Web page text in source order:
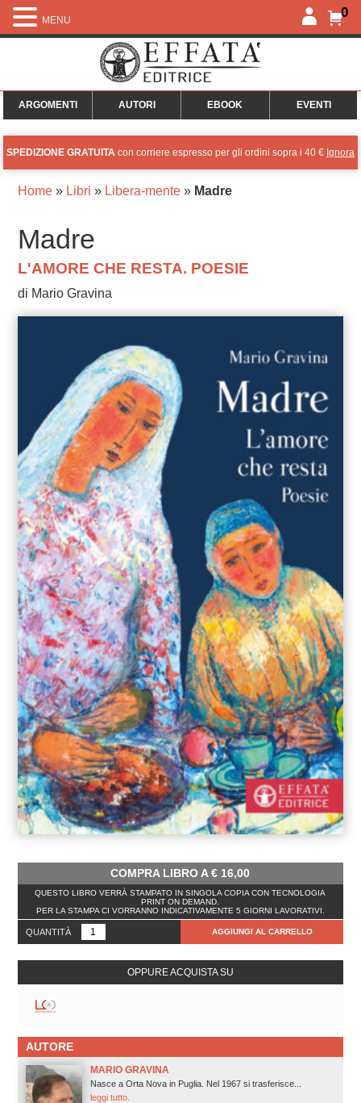
0
ARGOMENTI AUTORI EBOOK EVENTI
SPEDIZIONE GRATUITA con corriere espresso per gli ordini sopra i 40 € Ignora
Home» Libri » Libera-mente» Madre
Madre
L'AMORE CHE RESTA. POESIE
di Mario Gravina
COMPRA LIBRO A€ 16,00
QUESTO LIBRO VERRÀ STAMPATO IN SINGOLA COPIA CON TECNOLOGIA
PRINT ON DEMAND.
PER LA STAMPA CI VORRANNO INDICATIVAMENTE 5 GIORNI LAVORATIVI.
QUANTITÀ AGGIUNGI AL CARRELLO
OPPURE ACQUISTA SU
AUTORE
MARIO GRAVINA
Nasce a Orta Nova in Puglia. Nel 1967 si trasferisce...
leggi tutto.
MENU